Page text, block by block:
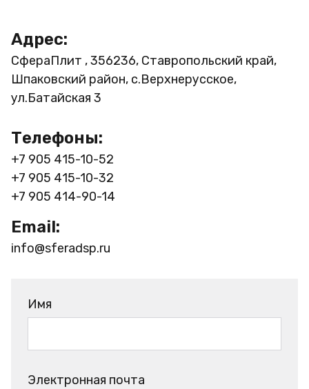
Адрес:
СфераПлит , 356236, Ставропольский край,
Шпаковский район, с.Верхнерусское,
ул.Батайская 3
Телефоны:
+7 905 415-10-52
+7 905 415-10-32
+7 905 414-90-14
Email:
info@sferadsp.ru
Имя
Электронная почта